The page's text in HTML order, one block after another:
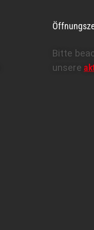
Bitte
unsere